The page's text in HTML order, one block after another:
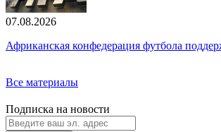
07.08.2026
Африканская конфедерация футбола
Все материалы
Подписка на новости